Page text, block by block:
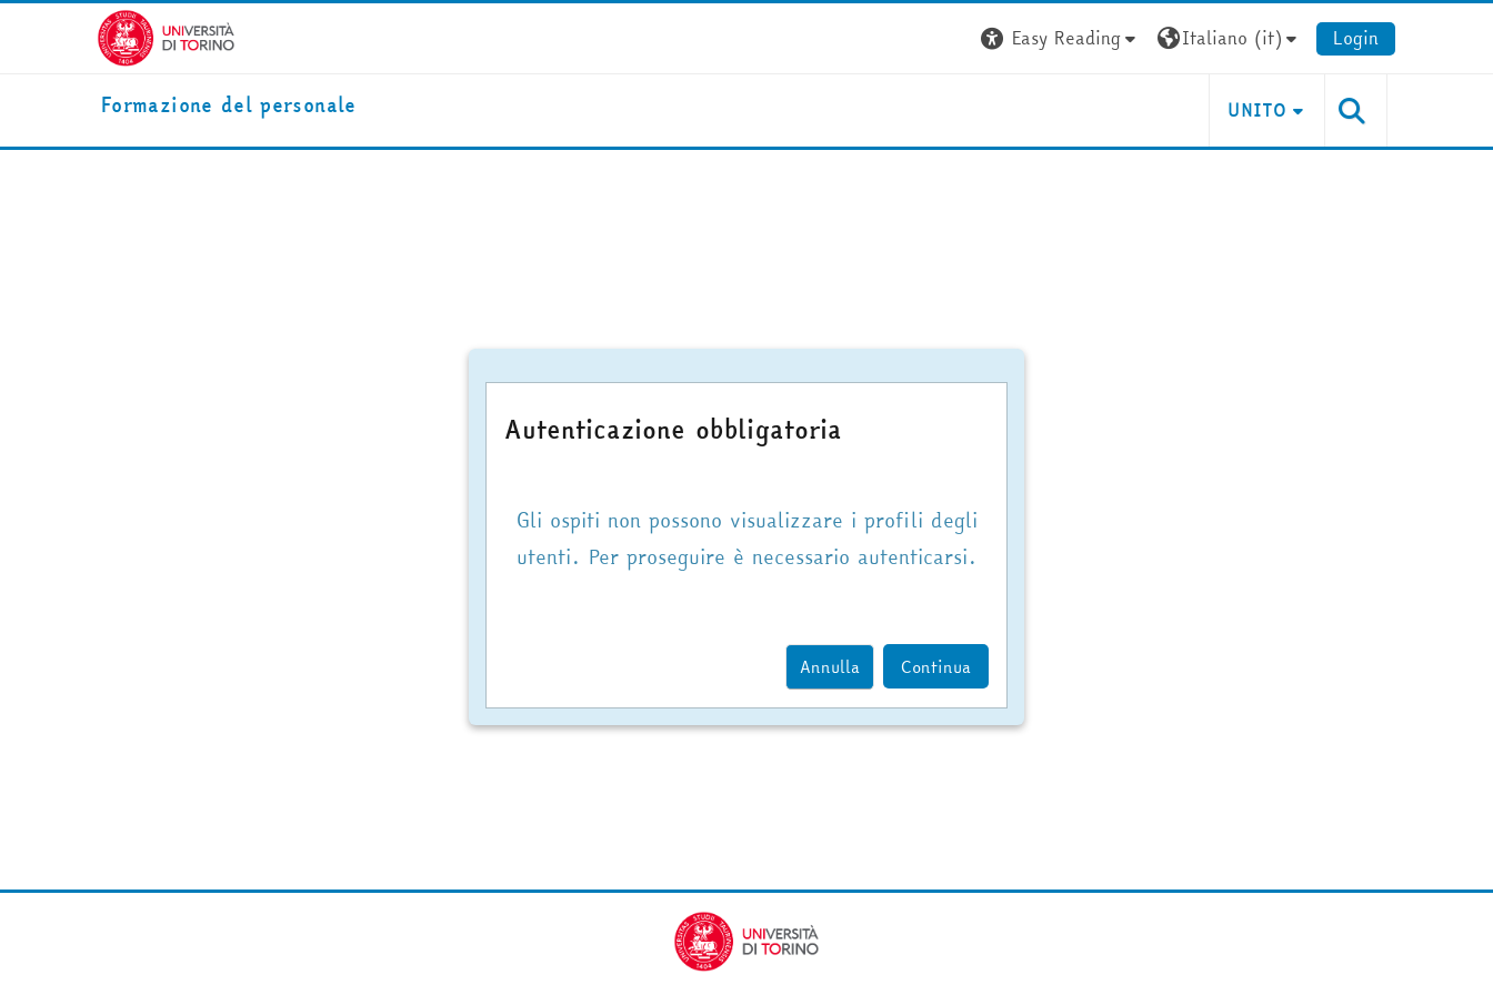
Vai al contenuto principale
Easy Reading
Italiano ‎(it)‎ Login
Formazione del personale UNITO
Autenticazione obbligatoria
Gli ospiti non possono visualizzare i profili degli
utenti. Per proseguire è necessario autenticarsi.
Annulla Continua